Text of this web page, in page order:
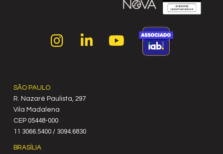
SÃO PAULO
R. Nazaré Paulista, 297
Vila Madalena
C‍EP 05448-000
11 3066.5400 / 3094.6830
BRASÍLIA